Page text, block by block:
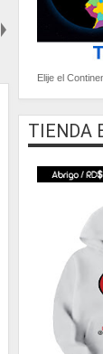
Elije el
TIENDA